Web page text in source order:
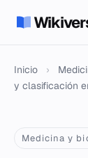
Inicio ›
y clasificación
Medicina y